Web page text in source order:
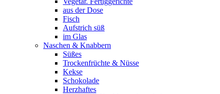
aus der Dose
Fisch
Aufstrich süß
im Glas
Naschen & Knabbern
Süßes
Trockenfrüchte & Nüsse
Kekse
Schokolade
Herzhaftes